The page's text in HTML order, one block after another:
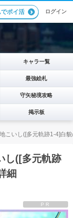
ポイ活 ログイン
キャラ一覧
最強絵札
守矢秘境攻略
掲示板
こいし([多元軌跡1-4]白
し([多元軌跡
細
PR